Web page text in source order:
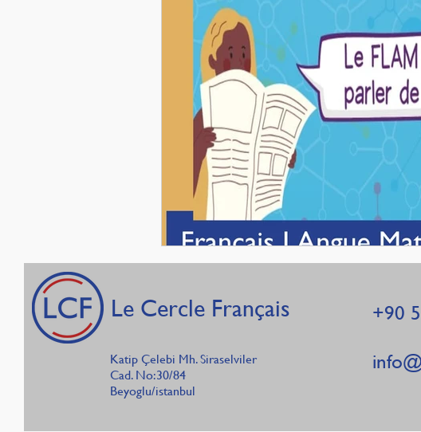
Le Cercle Français
Katip Çelebi Mh. Siraselviler
Cad. No:30/84
Beyoglu/istanbul
+90
info@